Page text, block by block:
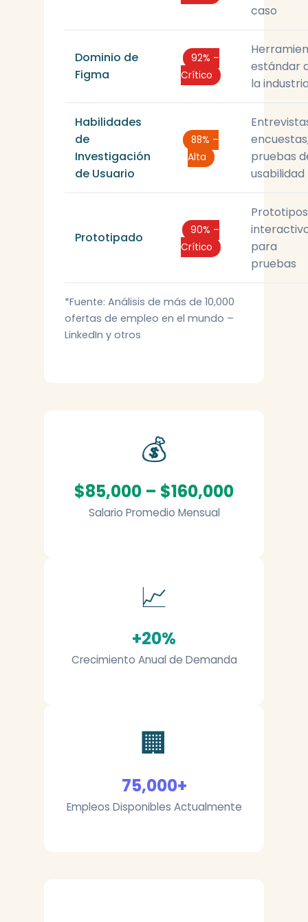
caso
Dominio de
Figma
92% –
Crítico
estándar
la
Habilidades
de
Investigación
de Usuario
88% –
Alta
pruebas
usabilidad
Prototipado
90% –
Crítico
Prototipos
para
pruebas
*Fuente: Análisis de más de 10,000
ofertas de empleo en el mundo –
LinkedIn y otros
💰
$85,000 – $160,000
Salario Promedio Mensual
📈
+20%
Crecimiento Anual de Demanda
🏢
75,000+
Empleos Disponibles Actualmente